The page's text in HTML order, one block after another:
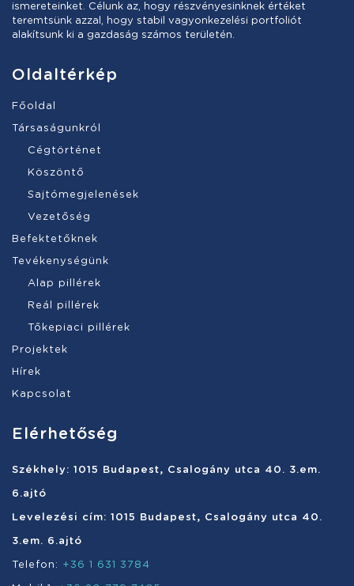
ismereteinket. Célunk az, hogy részvényesinknek értéket
teremtsünk azzal, hogy stabil vagyonkezelési portfoliót
alakítsunk ki a gazdaság számos területén.
Oldaltérkép
Főoldal
Társaságunkról
Cégtörténet
Köszöntő
Sajtómegjelenések
Vezetőség
Befektetőknek
Tevékenységünk
Alap pillérek
Reál pillérek
Tőkepiaci pillérek
Projektek
Hírek
Kapcsolat
Elérhetőség
Székhely: 1015 Budapest, Csalogány utca 40. 3.em.
6.ajtó
Levelezési cím: 1015 Budapest, Csalogány utca 40.
3.em. 6.ajtó
Telefon: +36 1 631 3784